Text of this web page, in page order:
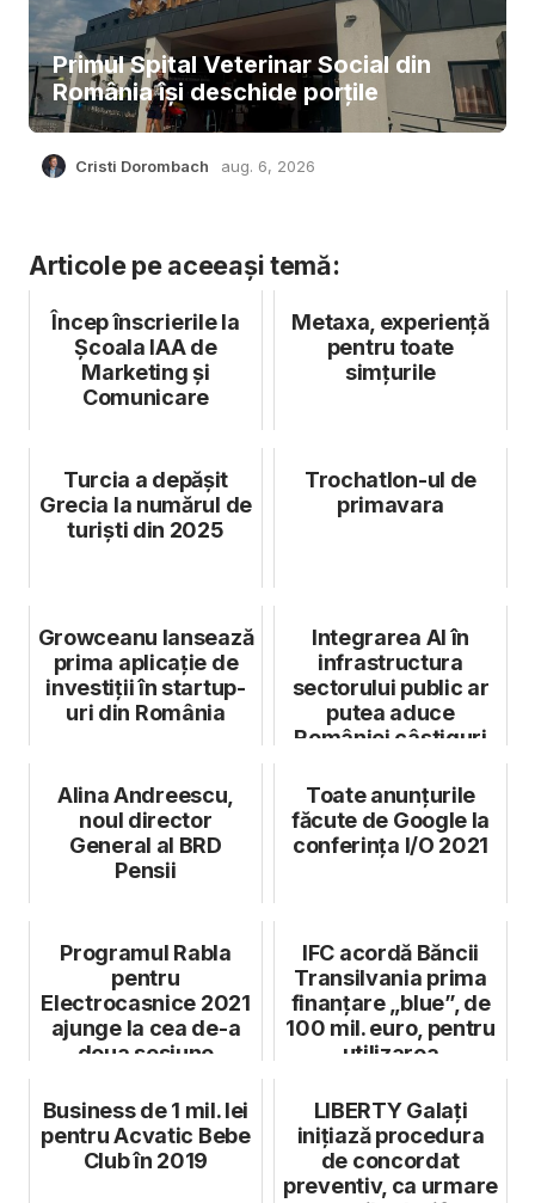
Primul Spital Veterinar Social din
România își deschide porțile
Cristi Dorombach aug. 6, 2026
Articole pe aceeași temă:
Încep înscrierile la
Şcoala IAA de
Marketing şi
Comunicare
Metaxa, experiență
pentru toate
simțurile
Turcia a depășit
Grecia la numărul de
turiști din 2025
Trochatlon-ul de
primavara
Growceanu lansează
prima aplicație de
investiții în startup-
uri din România
Integrarea AI în
infrastructura
sectorului public ar
putea aduce
României câștiguri
Alina Andreescu,
noul director
General al BRD
Pensii
Toate anunțurile
făcute de Google la
conferința I/O 2021
Programul Rabla
pentru
Electrocasnice 2021
ajunge la cea de-a
doua sesiune
IFC acordă Băncii
Transilvania prima
finanțare „blue”, de
100 mil. euro, pentru
utilizarea
Business de 1 mil. lei
pentru Acvatic Bebe
Club în 2019
LIBERTY Galați
inițiază procedura
de concordat
preventiv, ca urmare